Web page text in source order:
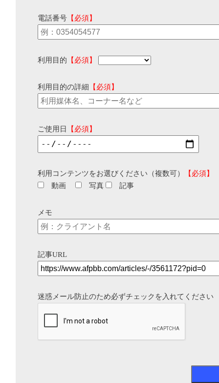
電話番号 【必須】
利用目的 【必須】
利用目的の詳細 【必須】
ご使用日 【必須】
利用コンテンツをお選びください（複数可）
【必須】
動画
写真 記事
メモ
記事URL
迷惑メール防止のため必ずチェックを入れてください